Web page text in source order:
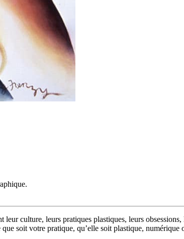
culture, leurs pratiques plastiques, leurs
soit votre pratique, qu’elle soit plastique, numérique